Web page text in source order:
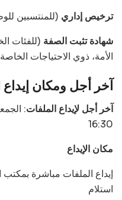
ترخيص إداري (للمنتسبين
شهادة تثبت الصفة (للفئات
الأمة، ذوي الاحتياجات
آخر أجل ومكان
آخر أجل لإيداع الملفات
16:30
مكان الإيداع
إيداع الملفات مباشرة
استلام